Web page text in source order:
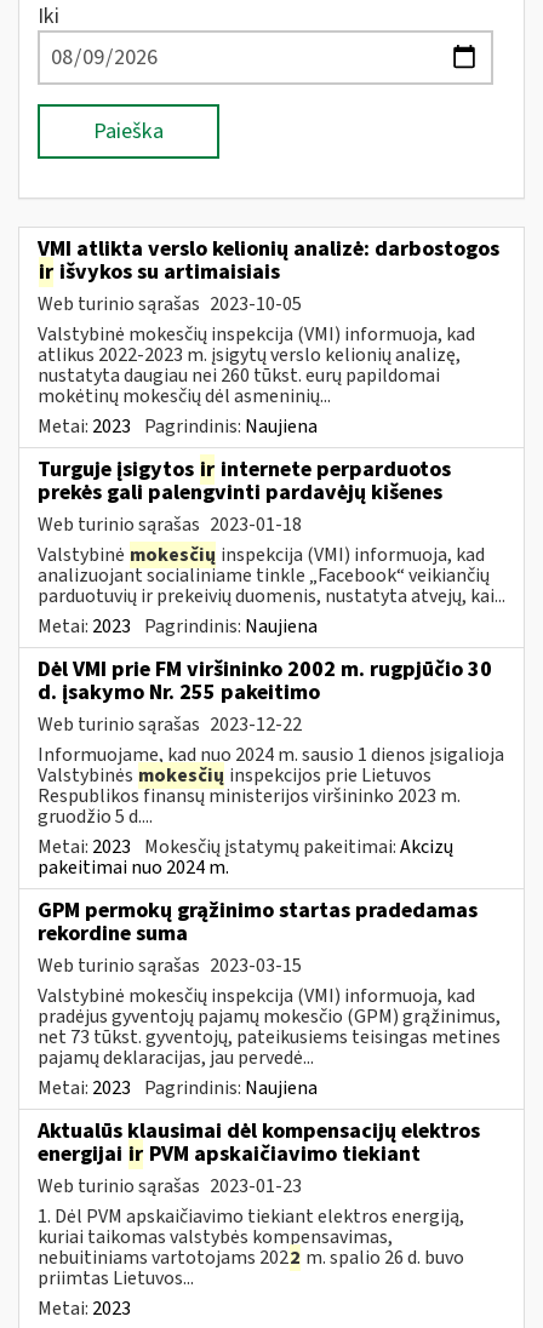
Iki
Paieška
VMI atlikta verslo kelionių analizė: darbostogos
ir išvykos su artimaisiais
Web turinio sąrašas 2023-10-05
Valstybinė mokesčių inspekcija (VMI) informuoja, kad
atlikus 2022-2023 m. įsigytų verslo kelionių analizę,
nustatyta daugiau nei 260 tūkst. eurų papildomai
mokėtinų mokesčių dėl asmeninių...
Metai: 2023 Pagrindinis: Naujiena
Turguje įsigytos ir internete perparduotos
prekės gali palengvinti pardavėjų kišenes
Web turinio sąrašas 2023-01-18
Valstybinė mokesčių inspekcija (VMI) informuoja, kad
analizuojant socialiniame tinkle „Facebook“ veikiančių
parduotuvių ir prekeivių duomenis, nustatyta atvejų, kai...
Metai: 2023 Pagrindinis: Naujiena
Dėl VMI prie FM viršininko 2002 m. rugpjūčio 30
d. įsakymo Nr. 255 pakeitimo
Web turinio sąrašas 2023-12-22
Informuojame, kad nuo 2024 m. sausio 1 dienos įsigalioja
Valstybinės mokesčių inspekcijos prie Lietuvos
Respublikos finansų ministerijos viršininko 2023 m.
gruodžio 5 d....
Metai: 2023 Mokesčių įstatymų pakeitimai:Akcizų
pakeitimai nuo 2024 m.
GPM permokų grąžinimo startas pradedamas
rekordine suma
Web turinio sąrašas 2023-03-15
Valstybinė mokesčių inspekcija (VMI) informuoja, kad
pradėjus gyventojų pajamų mokesčio (GPM) grąžinimus,
net 73 tūkst. gyventojų, pateikusiems teisingas metines
pajamų deklaracijas, jau pervedė...
Metai: 2023 Pagrindinis: Naujiena
Aktualūs klausimai dėl kompensacijų elektros
energijai ir PVM apskaičiavimo tiekiant
Web turinio sąrašas 2023-01-23
1. Dėl PVM apskaičiavimo tiekiant elektros energiją,
kuriai taikomas valstybės kompensavimas,
nebuitiniams vartotojams 2022 m. spalio 26 d. buvo
priimtas Lietuvos...
Metai: 2023